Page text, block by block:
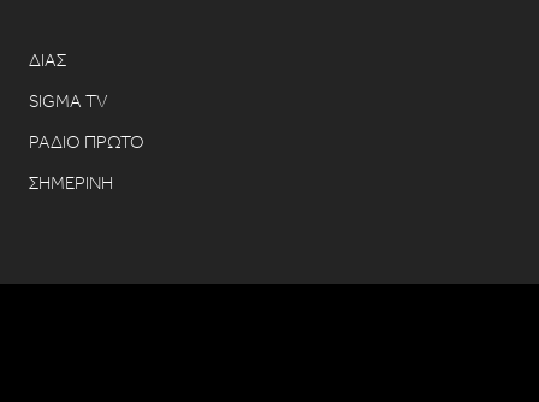
ΔΙΑΣ
SIGMA TV
ΡΑΔΙΟ ΠΡΩΤΟ
ΣΗΜΕΡΙΝΗ